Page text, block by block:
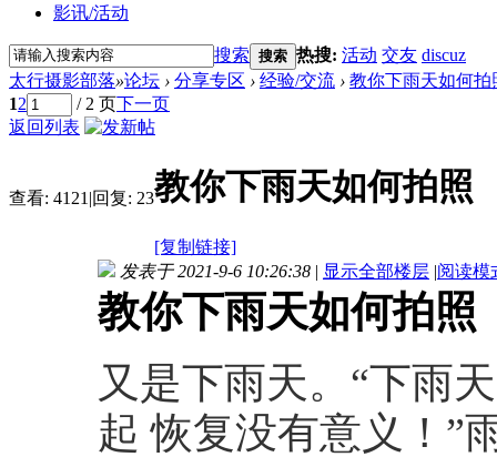
影讯/活动
搜索 搜索 热搜: 活动 交友 discuz
太行摄影部落»论坛 › 分享专区 › 经验/交流 › 教你下雨天如何拍
12 / 2 页下一页
返回列表
查看: 4121 |回复: 23教你下雨天如何拍照
[复制链接]
发表于 2021-9-6 10:26:38 | 显示全部楼层 |阅读模
教你下雨天如何拍照
又是下雨天。“下雨
起 恢复没有意义！”